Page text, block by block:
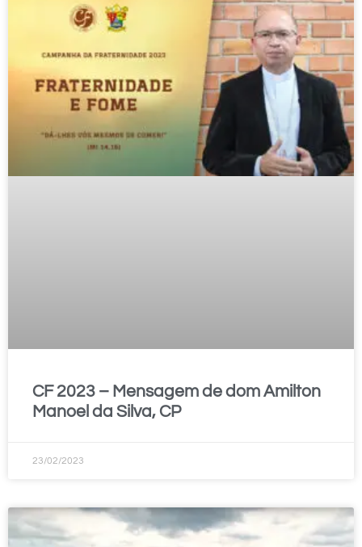
CF 2023 – Mensagem de dom Amilton
Manoel da Silva, CP
23/02/2023